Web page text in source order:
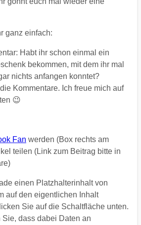
ganz einfach:
Habt ihr schon einmal ein
bekommen, mit dem ihr mal
nichts anfangen konntet?
Kommentare. Ich freue mich auf
😉
Fan werden (Box rechts am
teilen (Link zum Beitrag bitte in
einen Platzhalterinhalt von
auf den eigentlichen Inhalt
Sie auf die Schaltfläche unten.
Sie, dass dabei Daten an